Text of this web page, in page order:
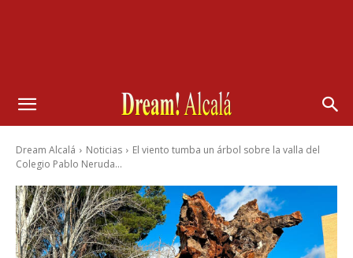
Dream Alcalá Noticias
El viento tumba un árbol sobre la valla del
Colegio Pablo Neruda...